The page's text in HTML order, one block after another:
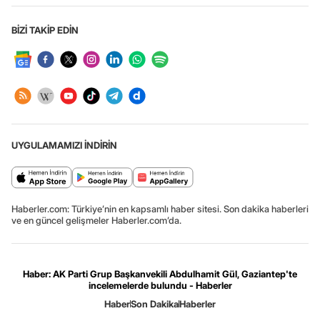
BİZİ TAKİP EDİN
UYGULAMAMIZI İNDİRİN
Haberler.com: Türkiye’nin en kapsamlı haber sitesi. Son dakika haberleri
ve en güncel gelişmeler Haberler.com’da.
Haber: AK Parti Grup Başkanvekili Abdulhamit Gül, Gaziantep'te
incelemelerde bulundu - Haberler
HaberSon DakikaHaberler